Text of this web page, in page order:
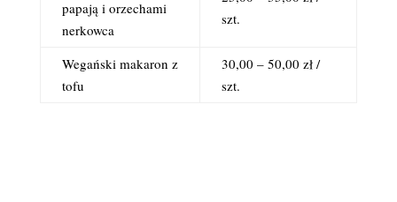
papają i orzechami
nerkowca
szt.
Wegański makaron z
tofu
30,00 – 50,00 zł /
szt.